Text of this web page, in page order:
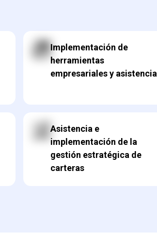
Implementación de
herramientas
empresariales y asistencia
Asistencia e
implementación de la
gestión estratégica de
carteras